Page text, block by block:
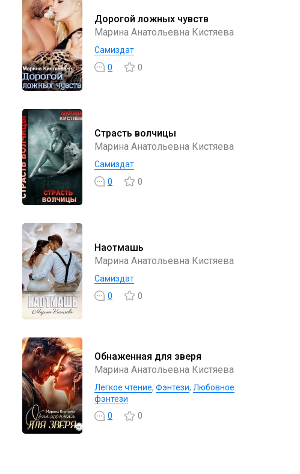
Дорогой ложных чувств
Марина Анатольевна Кистяева
Самиздат
0
0
Страсть волчицы
Марина Анатольевна Кистяева
Самиздат
0
0
Наотмашь
Марина Анатольевна Кистяева
Самиздат
0
0
Обнаженная для зверя
Марина Анатольевна Кистяева
Легкое чтение, Фэнтези, Любовное
фэнтези
0
0